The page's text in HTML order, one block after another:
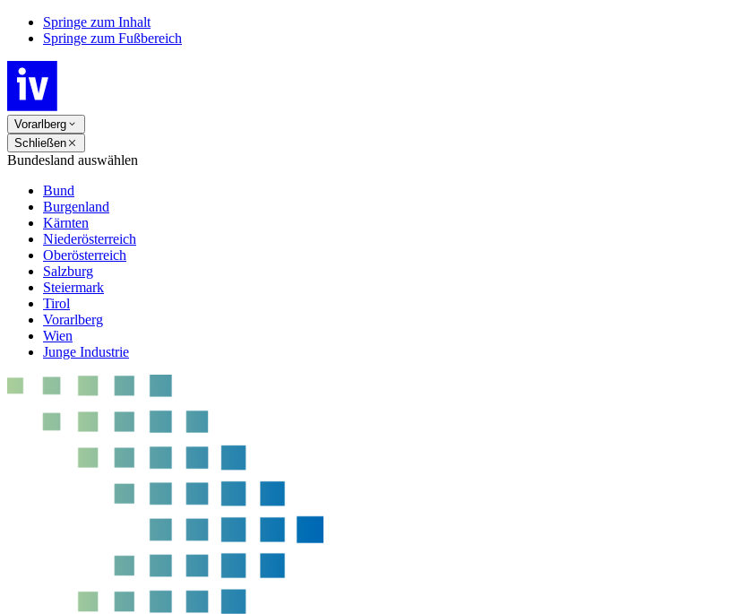
Springe zum Inhalt
Springe zum Fußbereich
Vorarlberg
Schließen
Bundesland auswählen
Bund
Burgenland
Kärnten
Niederösterreich
Oberösterreich
Salzburg
Steiermark
Tirol
Vorarlberg
Wien
Junge Industrie